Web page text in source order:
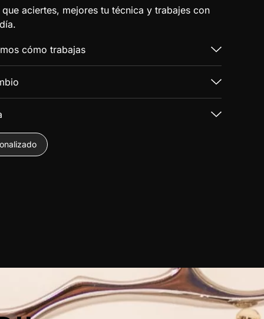
aciertes, mejores tu técnica y trabajes con
cómo trabajas